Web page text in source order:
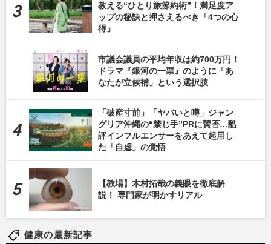
教える“ひとり旅節約術”！満足度ア
ップの秘訣と押さえるべき「4つの心
得」
市議会議員の平均年収は約700万円！
ドラマ『銀河の一票』のように「あ
なたが立候補」という選択肢
「破産寸前」「ヤバいと噂」ジャン
グリア沖縄の“禁じ手”PRに賛否…酷
評インフルエンサーをあえて起用し
た「自虐」の覚悟
【教場】木村拓哉の義眼を徹底解
説！ 専門家が明かすリアル
健康の最新記事